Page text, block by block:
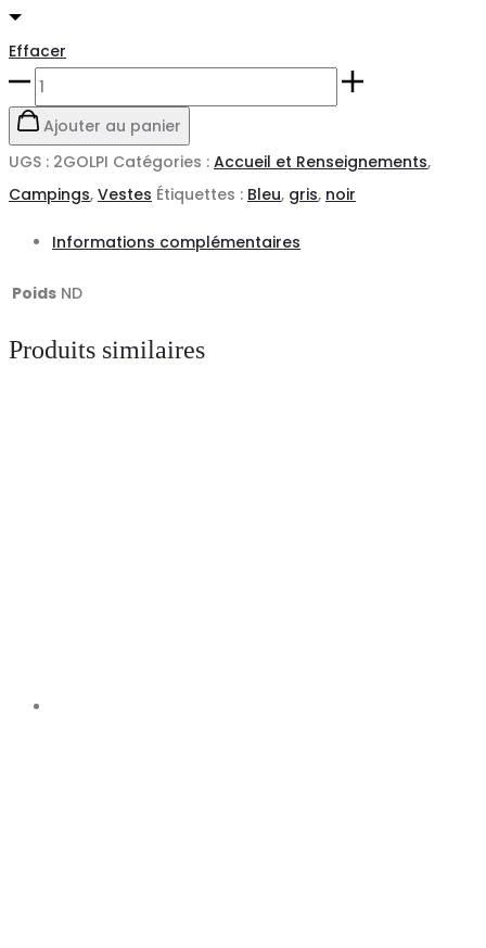
Effacer
quantité
de
Blazer
GOLDONI
Ajouter au panier
UGS : 2GOLPI Catégories : Accueil et Renseignements,
Campings, Vestes Étiquettes : Bleu, gris, noir
Informations complémentaires
Poids ND
Produits similaires